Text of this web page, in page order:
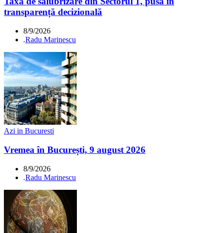
transparență decizională
8/9/2026
.Radu Marinescu
Azi in Bucuresti
Vremea în București, 9 august 2026
8/9/2026
.Radu Marinescu